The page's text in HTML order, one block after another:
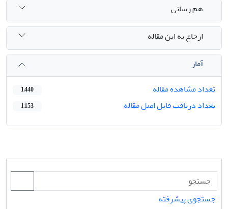
هم رسانی
ارجاع به این مقاله
آمار
تعداد مشاهده مقاله
1,440
تعداد دریافت فایل اصل مقاله 1,153
جستجوی پیشرفته